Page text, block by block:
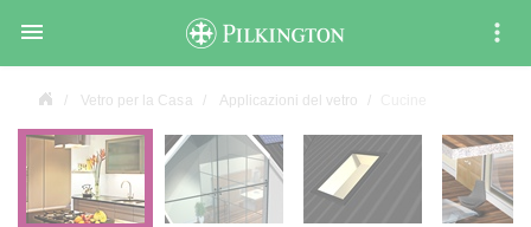

Vetro per la Casa Applicazioni del vetro